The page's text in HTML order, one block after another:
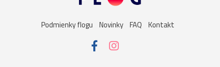
Podmienky flogu Novinky FAQ Kontakt